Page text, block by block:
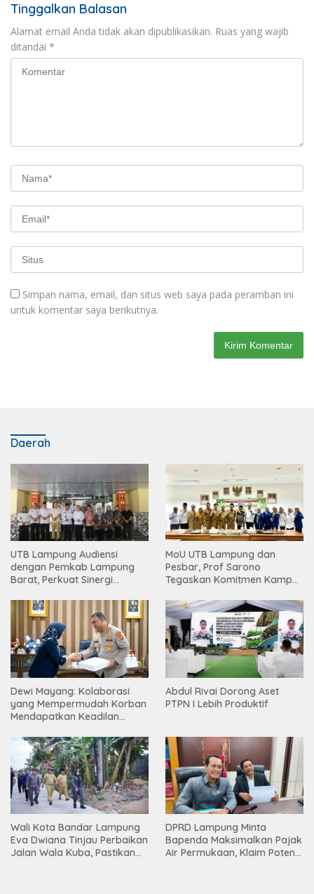
Tinggalkan Balasan
Alamat email Anda tidak akan dipublikasikan. Ruas yang wajib
ditandai *
Simpan nama, email, dan situs web saya pada peramban ini
untuk komentar saya berikutnya.
Daerah
UTB Lampung Audiensi
dengan Pemkab Lampung
Barat, Perkuat Sinergi
Tinggi
MoU UTB Lampung dan
Pesbar, Prof Sarono
Tegaskan Komitmen Kampus
Masyarakat
Dewi Mayang: Kolaborasi
yang Mempermudah Korban
Mendapatkan Keadilan
Abdul Rivai Dorong Aset
PTPN I Lebih Produktif
Wali Kota Bandar Lampung
Eva Dwiana Tinjau Perbaikan
Jalan Wala Kuba, Pastikan
DPRD Lampung Minta
Bapenda Maksimalkan Pajak
Air Permukaan, Klaim Potensi